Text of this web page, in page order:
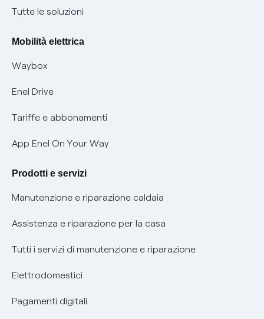
Condizioni generali di contratto prodotti e servizi
Nuove regole europee per la protezione dei dati
Offerte Placet non vulnerabili
Offerta Tutela Vulnerabilità Gas
Mobilità Elettrica
Phishing e truffe online
Verifica chi ti ha chiamato
Informativa RAEE
Tutte le soluzioni
Mobilità elettrica
Waybox
Enel Drive
Tariffe e abbonamenti
App Enel On Your Way
Prodotti e servizi
Manutenzione e riparazione caldaia
Assistenza e riparazione per la casa
Tutti i servizi di manutenzione e riparazione
Elettrodomestici
Pagamenti digitali